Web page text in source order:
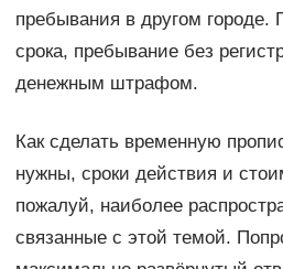
пребывания в другом городе.
срока, пребывание без
денежным штрафом.
Как сделать временную
нужны, сроки действия и
пожалуй, наиболее
связанные с этой темой.